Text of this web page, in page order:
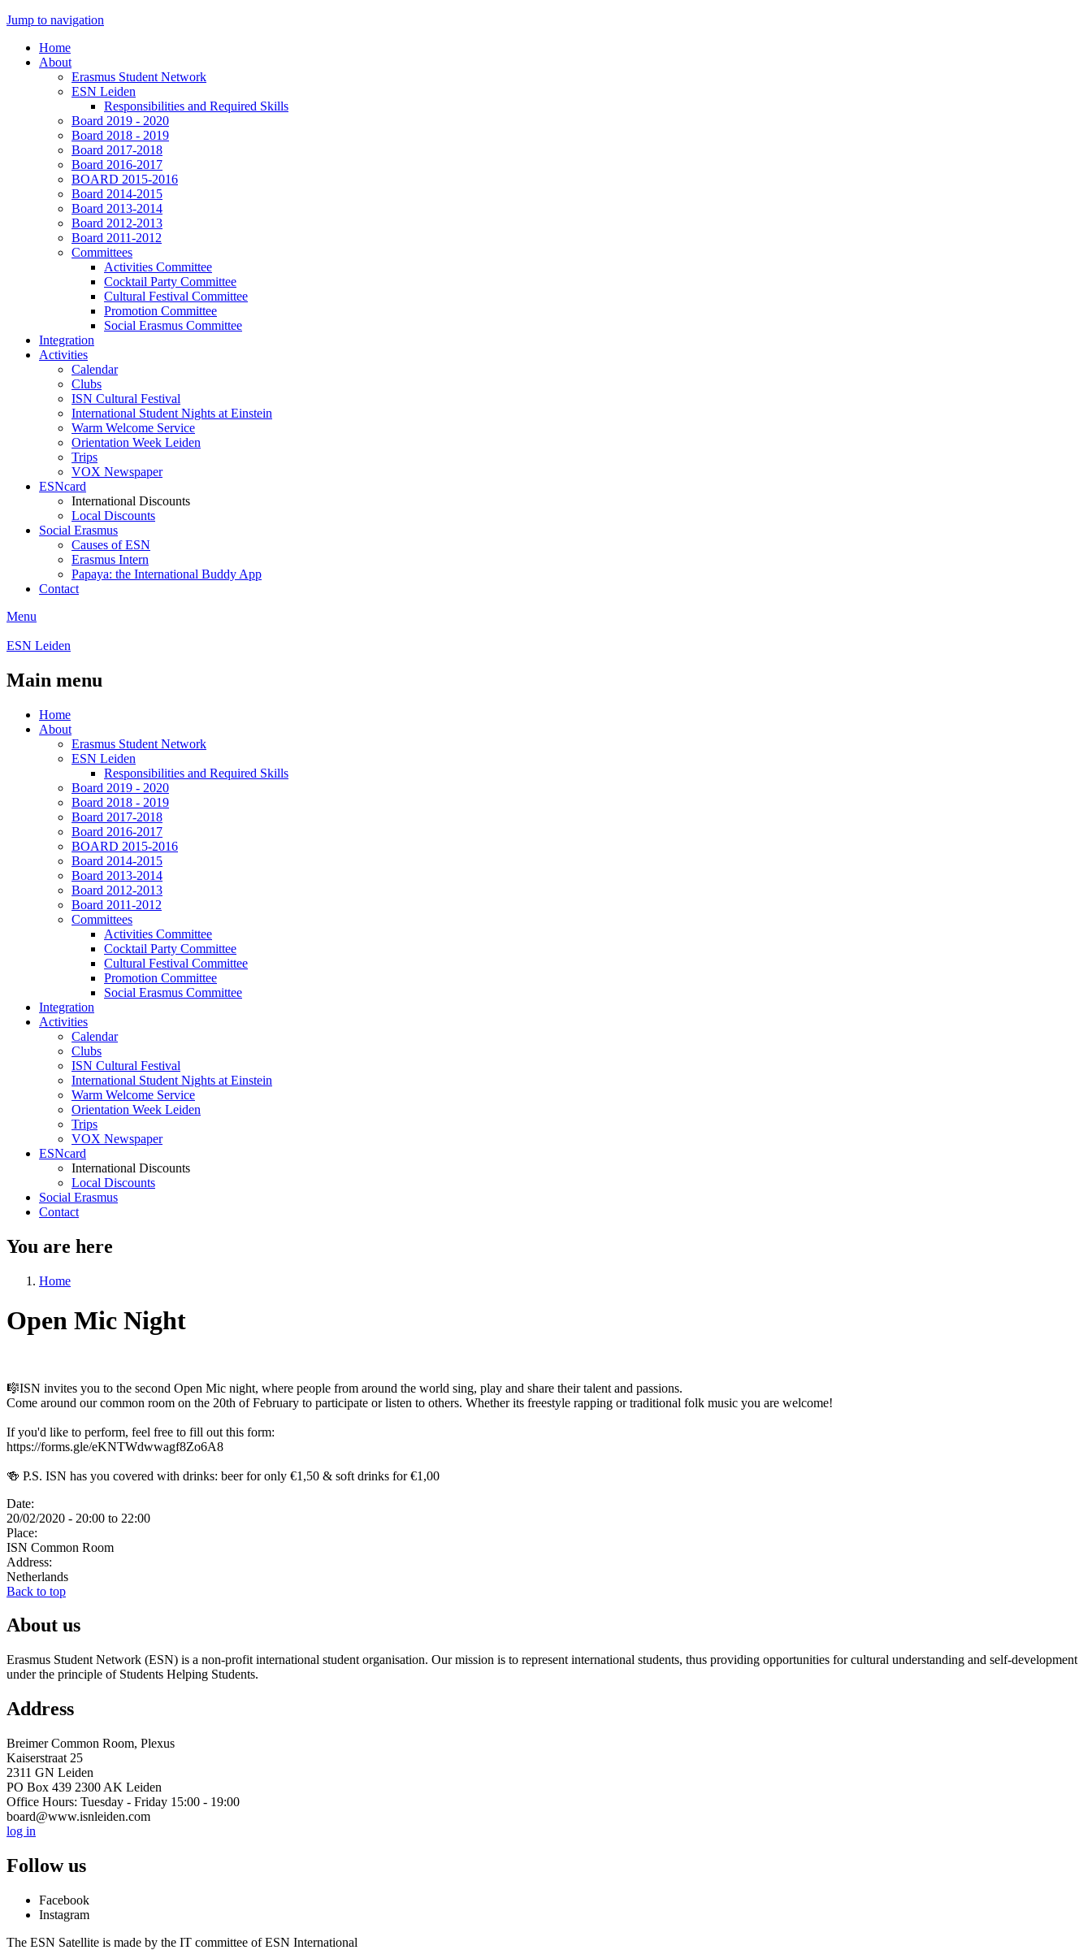
Jump to navigation
Home
About
Erasmus Student Network
ESN Leiden
Responsibilities and Required Skills
Board 2019 - 2020
Board 2018 - 2019
Board 2017-2018
Board 2016-2017
BOARD 2015-2016
Board 2014-2015
Board 2013-2014
Board 2012-2013
Board 2011-2012
Committees
Activities Committee
Cocktail Party Committee
Cultural Festival Committee
Promotion Committee
Social Erasmus Committee
Integration
Activities
Calendar
Clubs
ISN Cultural Festival
International Student Nights at Einstein
Warm Welcome Service
Orientation Week Leiden
Trips
VOX Newspaper
ESNcard
International Discounts
Local Discounts
Social Erasmus
Causes of ESN
Erasmus Intern
Papaya: the International Buddy App
Contact
Menu
ESN Leiden
Main menu
Home
About
Erasmus Student Network
ESN Leiden
Responsibilities and Required Skills
Board 2019 - 2020
Board 2018 - 2019
Board 2017-2018
Board 2016-2017
BOARD 2015-2016
Board 2014-2015
Board 2013-2014
Board 2012-2013
Board 2011-2012
Committees
Activities Committee
Cocktail Party Committee
Cultural Festival Committee
Promotion Committee
Social Erasmus Committee
Integration
Activities
Calendar
Clubs
ISN Cultural Festival
International Student Nights at Einstein
Warm Welcome Service
Orientation Week Leiden
Trips
VOX Newspaper
ESNcard
International Discounts
Local Discounts
Social Erasmus
Contact
You are here
Home
Open Mic Night
🎼ISN invites you to the second Open Mic night, where people from around the world sing, play and share their talent and passions.
Come around our common room on the 20th of February to participate or listen to others. Whether its freestyle rapping or traditional folk music you are welcome!
If you'd like to perform, feel free to fill out this form:
https://forms.gle/eKNTWdwwagf8Zo6A8
🍻 P.S. ISN has you covered with drinks: beer for only €1,50 & soft drinks for €1,00
Date:
20/02/2020 - 20:00 to 22:00
Place:
ISN Common Room
Address:
Netherlands
Back to top
About us
Erasmus Student Network (ESN) is a non-profit international student organisation. Our mission is to represent international students, thus providing opportunities for cultural understanding and self-development
under the principle of Students Helping Students.
Address
Breimer Common Room, Plexus
Kaiserstraat 25
2311 GN Leiden
PO Box 439 2300 AK Leiden
Office Hours: Tuesday - Friday 15:00 - 19:00
board@www.isnleiden.com
log in
Follow us
Facebook
Instagram
The ESN Satellite is made by the IT committee of ESN International